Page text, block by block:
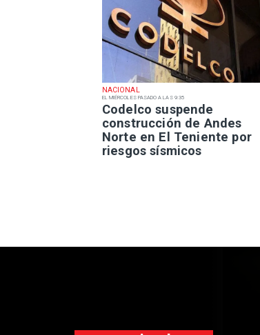
NACIONAL
EL MIÉRCOLES PASADO A LAS 9:35
Codelco suspende
construcción de Andes
Norte en El Teniente por
riesgos sísmicos